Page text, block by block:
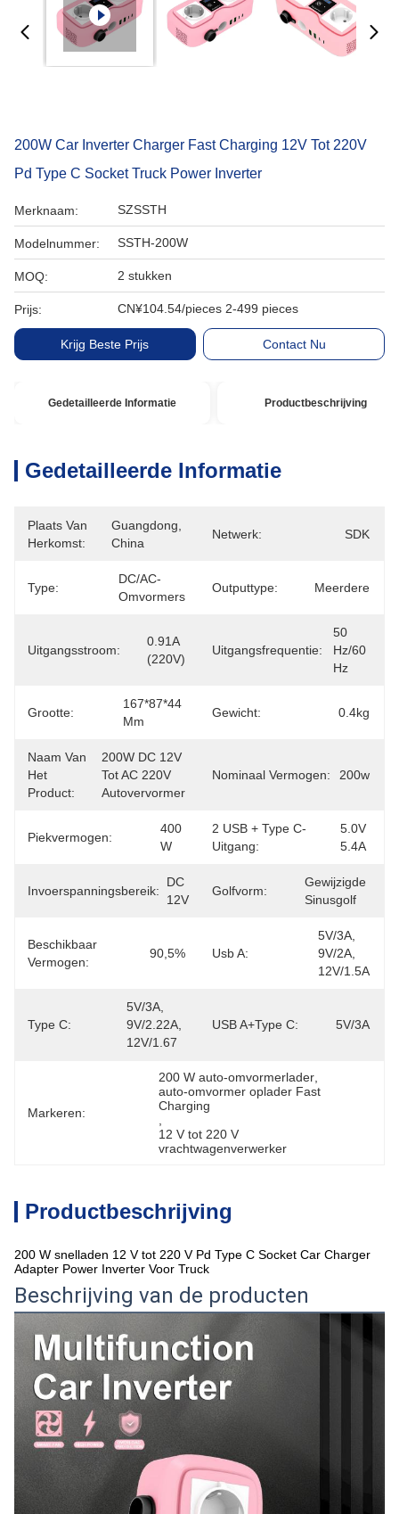
200W Car Inverter Charger Fast Charging 12V Tot 220V
Pd Type C Socket Truck Power Inverter
Merknaam: SZSSTH
Modelnummer: SSTH-200W
MOQ: 2 stukken
Prijs: CN¥104.54/pieces 2-499 pieces
Krijg Beste Prijs Contact Nu
Gedetailleerde Informatie Productbeschrijving
Gedetailleerde Informatie
Plaats Van
Herkomst:
Guangdong,
China
Netwerk: SDK
Type:
DC/AC-
Omvormers
Outputtype: Meerdere
Uitgangsstroom:
0.91A
(220V)
Uitgangsfrequentie:
50
Hz/60
Hz
Grootte:
167*87*44
Mm
Gewicht: 0.4kg
Naam Van
Het
Product:
200W DC 12V
Tot AC 220V
Autovervormer
Nominaal Vermogen: 200w
Piekvermogen:
400
W
2 USB + Type C-
Uitgang:
5.0V
5.4A
Invoerspanningsbereik:
DC
12V
Golfvorm:
Gewijzigde
Sinusgolf
Beschikbaar
Vermogen:
90,5% Usb A:
5V/3A,
9V/2A,
12V/1.5A
Type C:
5V/3A,
9V/2.22A,
12V/1.67
USB A+Type C: 5V/3A
Markeren:
200 W auto-omvormerlader
auto-omvormer oplader Fast
Charging
12 V tot 220 V
vrachtwagenverwerker
Productbeschrijving
200 W snelladen 12 V tot 220 V Pd Type C Socket Car Charger
Adapter Power Inverter Voor Truck
Beschrijving van de producten